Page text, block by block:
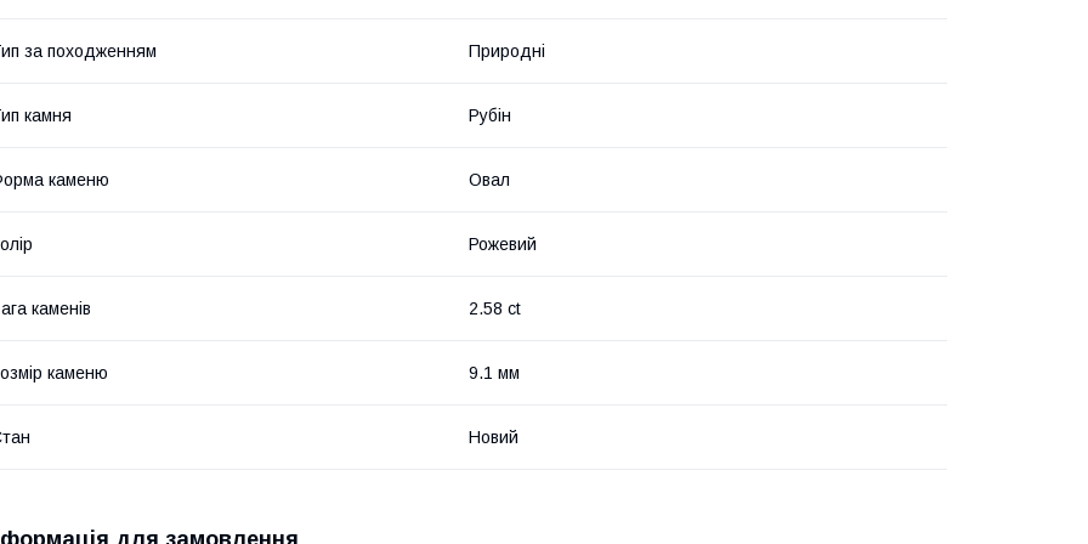
за походженням Природні
камня Рубін
каменю Овал
Рожевий
каменів 2.58 ct
каменю 9.1 мм
Новий